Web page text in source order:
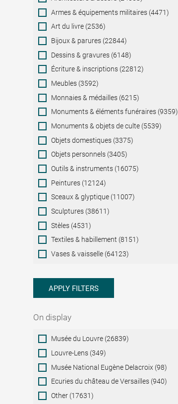
Armes & équipements militaires (4471)
Art du livre (2536)
Bijoux & parures (22844)
Dessins & gravures (6148)
Écriture & inscriptions (22812)
Meubles (3592)
Monnaies & médailles (6215)
Monuments & éléments funéraires (9359)
Monuments & objets de culte (5539)
Objets domestiques (3375)
Objets personnels (3405)
Outils & instruments (16075)
Peintures (12124)
Sceaux & glyptique (11007)
Sculptures (38611)
Stèles (4531)
Textiles & habillement (8151)
Vases & vaisselle (64123)
APPLY FILTERS
On display
On
display
Musée du Louvre (26839)
Louvre-Lens (349)
Musée National Eugène Delacroix (98)
Ecuries du château de Versailles (940)
Other (17631)